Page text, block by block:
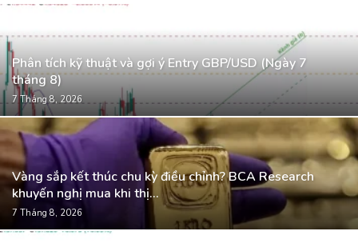
Phân tích kỹ thuật và gợi ý Entry GBP/USD (Ngày 7
tháng 8)
7 Tháng 8, 2026
Vàng sắp kết thúc chu kỳ điều chỉnh? BCA Research
khuyến nghị mua khi thị...
7 Tháng 8, 2026